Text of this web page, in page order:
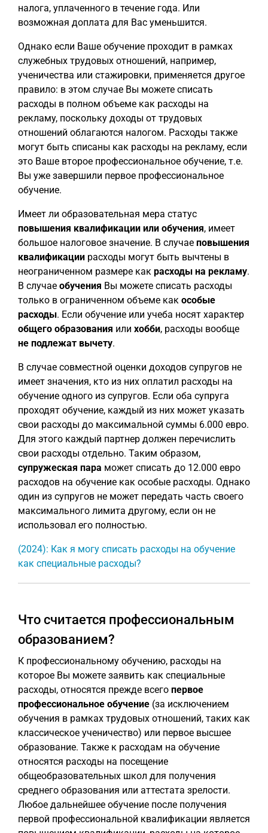
налога, уплаченного в течение года. Или
возможная доплата для Вас уменьшится.
Однако если Ваше обучение проходит в рамках
служебных трудовых отношений, например,
ученичества или стажировки, применяется другое
правило: в этом случае Вы можете списать
расходы в полном объеме как расходы на
рекламу, поскольку доходы от трудовых
отношений облагаются налогом. Расходы также
могут быть списаны как расходы на рекламу, если
это Ваше второе профессиональное обучение, т.е.
Вы уже завершили первое профессиональное
обучение.
Имеет ли образовательная мера статус
повышения квалификации или обучения, имеет
большое налоговое значение. В случае повышения
квалификации расходы могут быть вычтены в
неограниченном размере как расходы на рекламу.
В случае обучения Вы можете списать расходы
только в ограниченном объеме как особые
расходы. Если обучение или учеба носят характер
общего образования или хобби, расходы вообще
не подлежат вычету.
В случае совместной оценки доходов супругов не
имеет значения, кто из них оплатил расходы на
обучение одного из супругов. Если оба супруга
проходят обучение, каждый из них может указать
свои расходы до максимальной суммы 6.000 евро.
Для этого каждый партнер должен перечислить
свои расходы отдельно. Таким образом,
супружеская пара может списать до 12.000 евро
расходов на обучение как особые расходы. Однако
один из супругов не может передать часть своего
максимального лимита другому, если он не
использовал его полностью.
(2024): Как я могу списать расходы на обучение
как специальные расходы?
Что считается профессиональным
образованием?
К профессиональному обучению, расходы на
которое Вы можете заявить как специальные
расходы, относятся прежде всего первое
профессиональное обучение (за исключением
обучения в рамках трудовых отношений, таких как
классическое ученичество) или первое высшее
образование. Также к расходам на обучение
относятся расходы на посещение
общеобразовательных школ для получения
среднего образования или аттестата зрелости.
Любое дальнейшее обучение после получения
первой профессиональной квалификации является